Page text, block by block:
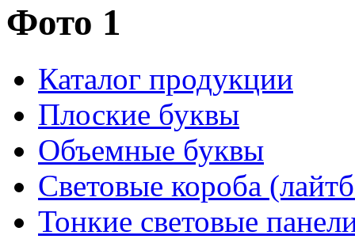
Фото 1
Каталог продукции
Плоские буквы
Объемные буквы
Световые короба
Тонкие световые